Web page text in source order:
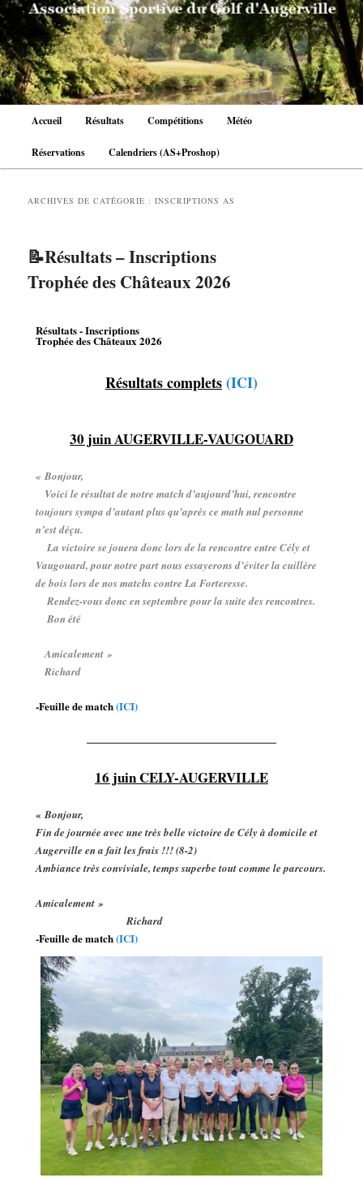
Aller
au
contenu
principal
Aller
au
contenu
secondaire
Accueil Résultats Compétitions Météo
Réservations Calendriers (AS+Proshop)
ARCHIVES DE CATÉGORIE :INSCRIPTIONS AS
📝Résultats – Inscriptions
Trophée des Châteaux 2026
Résultats - Inscriptions
Trophée des Châteaux 2026
Résultats complets(ICI)
30 juin AUGERVILLE-VAUGOUARD
« Bonjour,
Voici le résultat de notre match d’aujourd’hui, rencontre
toujours sympa d’autant plus qu’après ce math nul personne
n’est déçu.
La victoire se jouera donc lors de la rencontre entre Cély et
Vaugouard, pour notre part nous essayerons d’éviter la cuillère
de bois lors de nos matchs contre La Forteresse.
Rendez-vous donc en septembre pour la suite des rencontres.
Bon été
Amicalement »
Richard
-Feuille de match(ICI)
——————————————————
16 juin CELY-AUGERVILLE
«Bonjour,
Fin de journée avec une très belle victoire de Cély à domicile et
Augerville en a fait les frais !!! (8-2)
Ambiance très conviviale, temps superbe tout comme le parcours.
Amicalement »
Richard
-Feuille de match(ICI)